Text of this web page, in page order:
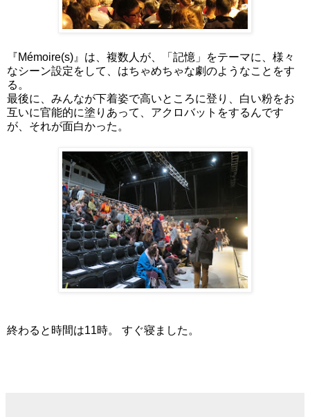
『Mémoire(s)』は、複数人が、「記憶」をテーマに、様々
なシーン設定をして、はちゃめちゃな劇のようなことをす
る。
最後に、みんなが下着姿で高いところに登り、白い粉をお
互いに官能的に塗りあって、アクロバットをするんです
が、それが面白かった。
終わると時間は11時。 すぐ寝ました。